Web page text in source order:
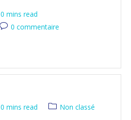
0 mins read
0 commentaire
0 mins read
Non classé